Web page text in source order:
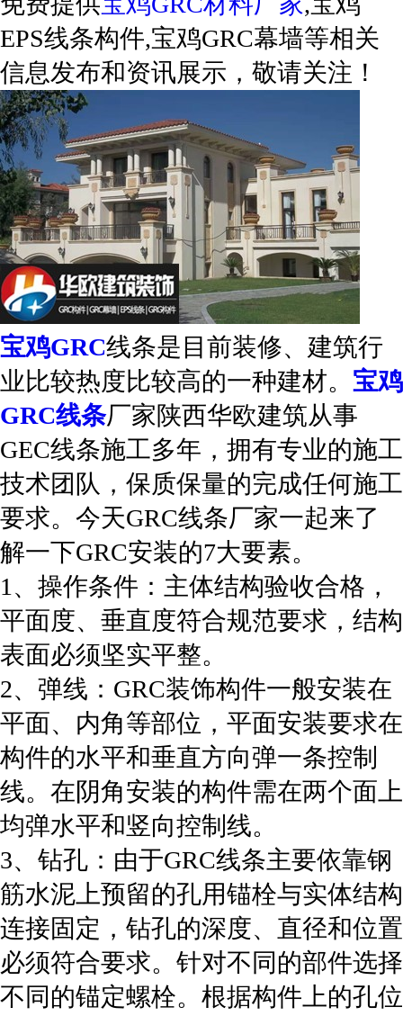
EPS线条构件,宝鸡GRC幕墙等相关
信息发布和资讯展示，敬请关注！
宝鸡GRC线条是目前装修、建筑行
业比较热度比较高的一种建材。 宝鸡
GRC线条厂家陕西华欧建筑从事
GEC线条施工多年，拥有专业的施工
技术团队，保质保量的完成任何施工
要求。今天GRC线条厂家一起来了
解一下GRC安装的7大要素。
1、操作条件：主体结构验收合格，
平面度、垂直度符合规范要求，结构
表面必须坚实平整。
2、弹线：GRC装饰构件一般安装在
平面、内角等部位，平面安装要求在
构件的水平和垂直方向弹一条控制
线。在阴角安装的构件需在两个面上
均弹水平和竖向控制线。
3、钻孔：由于GRC线条主要依靠钢
筋水泥上预留的孔用锚栓与实体结构
连接固定，钻孔的深度、直径和位置
必须符合要求。针对不同的部件选择
不同的锚定螺栓。根据构件上的孔位